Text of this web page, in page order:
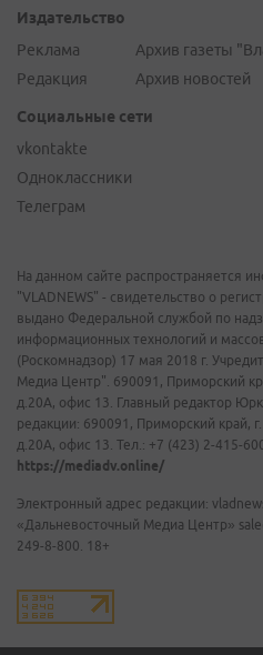
Издательство
Реклама
Редакция
Архив газеты
Архив новостей
Социальные сети
vkontakte
Одноклассники
Телеграм
На данном сайте распространяется
"VLADNEWS" - свидетельство о
выдано Федеральной службой по
информационных технологий и
(Роскомнадзор) 17 мая 2018 г.
Медиа Центр". 690091, Приморский
д.20А, офис 13. Главный редактор
редакции: 690091, Приморский край,
д.20А, офис 13. Тел.: +7 (423) 2-415-
https://mediadv.online/
Электронный адрес редакции:
«Дальневосточный Медиа Центр»
249-8-800. 18+